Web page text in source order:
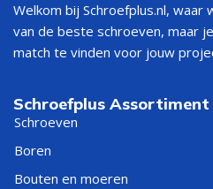
Welkom bij Schroefplus.nl, waar
van de beste schroeven, maar
match te vinden voor jouw
Schroefplus Assortiment
Schroeven
Boren
Bouten en moeren